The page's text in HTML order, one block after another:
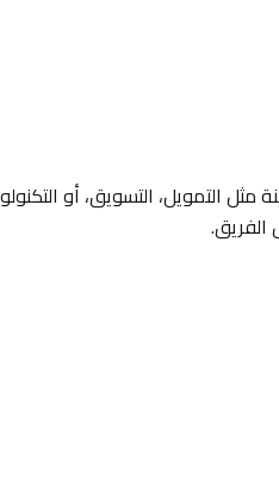
التمويل، التسويق، أو